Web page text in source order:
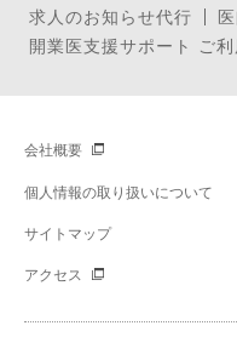
求人のお知らせ代行
開業医支援サポート ご
会社概要
個人情報の取り扱いについて
サイトマップ
アクセス